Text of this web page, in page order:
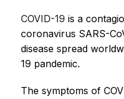
COVID-19 is a
coronavirus SARS-
disease spread
19 pandemic.
The symptoms of